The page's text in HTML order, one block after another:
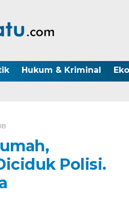
Hukum & Kriminal
Polisi.